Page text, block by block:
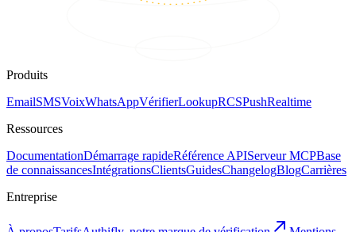
Produits
EmailSMSVoixWhatsAppVérifierLookupRCSPushRealtime
Ressources
DocumentationDémarrage rapideRéférence APIServeur MCPBase
de connaissancesIntégrationsClientsGuidesChangelogBlogCarrières
Entreprise